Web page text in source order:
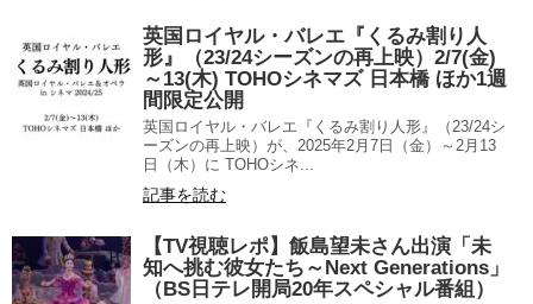
英国ロイヤル・バレエ『くるみ割り人
形』（23/24シーズンの再上映）2/7(金)
～13(木) TOHOシネマズ 日本橋 ほか1週
間限定公開
英国ロイヤル・バレエ『くるみ割り人形』（23/24シ
ーズンの再上映）が、2025年2月7日（金）～2月13
日（木）に TOHOシネ...
記事を読む
【TV視聴レポ】飯島望未さん出演「未
知へ挑む彼女たち～Next Generations」
（BS日テレ開局20年スペシャル番組）